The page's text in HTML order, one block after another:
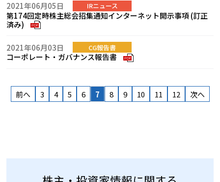
2021年06月05日 IRニュース
第174回定時株主総会招集通知インターネット開示事項 (訂正
済み)
PDF
2021年06月03日 CG報告書
コーポレート・ガバナンス報告書 PDF
前へ 3 4 5 6 7 8 9 10 11 12 次へ